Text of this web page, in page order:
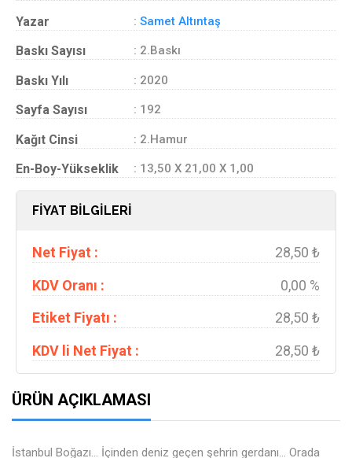
Yazar : Samet Altıntaş
Baskı Sayısı : 2.Baskı
Baskı Yılı : 2020
Sayfa Sayısı : 192
Kağıt Cinsi : 2.Hamur
En-Boy-Yükseklik : 13,50 X 21,00 X 1,00
FİYAT BİLGİLERİ
Net Fiyat :
28,50 ₺
KDV Oranı :
0,00 %
Etiket Fiyatı :
28,50 ₺
KDV li Net Fiyat :
28,50 ₺
ÜRÜN AÇIKLAMASI
İstanbul Boğazı… İçinden deniz geçen şehrin gerdanı… Orada